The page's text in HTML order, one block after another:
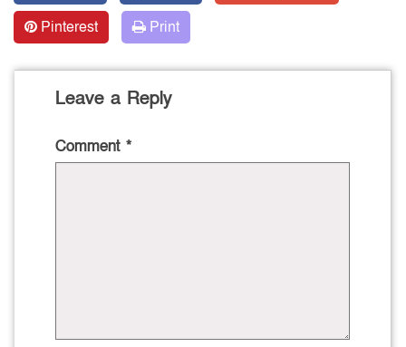
Pinterest
Print
Leave a Reply
Comment *